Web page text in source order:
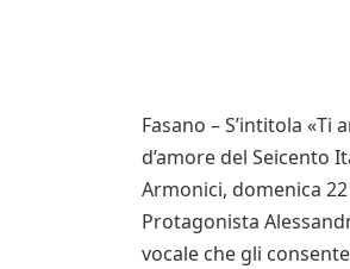
Fasano – S’intitola
d’amore del Seicento
Armonici, domenica
Protagonista
vocale che gli